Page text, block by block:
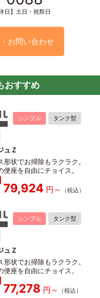
日】土日・祝祭日
お問い合わせ
おすすめ
シンプル タンク型
ュＺ
形状でお掃除もラクラク。
便座を自由にチョイス。
79,924
シンプル タンク型
ュＺ
形状でお掃除もラクラク。
便座を自由にチョイス。
77,278